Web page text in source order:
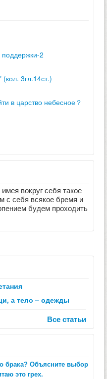
поддержки-2
(кол. 3гл.14ст.)
в царство небесное？
вокруг себя такое
с себя всякое бремя и
будем проходить
а тело – одежды
Все статьи
брака? Объясните выбор
это грех.